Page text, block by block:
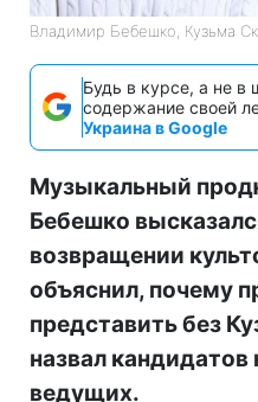
Владимир Бебешко, Кузьма
Будь в курсе, а не в
содержание своей
Украина в Google
Музыкальный
Бебешко
возвращении
объяснил, почему
представить без
назвал
ведущих.